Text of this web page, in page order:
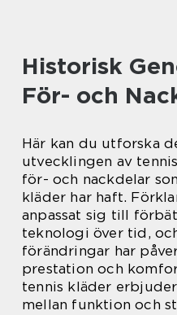
Historisk
För- och
Här kan du utforska
utvecklingen av
för- och nackdelar
kläder har haft.
anpassat sig till
teknologi över tid,
förändringar har
prestation och
tennis kläder
mellan funktion och